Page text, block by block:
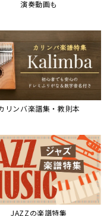
JAZZの楽譜特集
すべて見る
回公開】ヨーロッパを拠点
界を駆けまわる阿部加奈子の
今に迫る